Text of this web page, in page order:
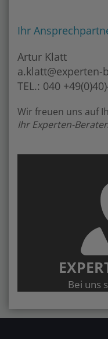
Ihr
Artur Klatt
a.klatt@experten-
TEL.: 040
Wir freuen uns auf
Ihr Experten-
Bei uns